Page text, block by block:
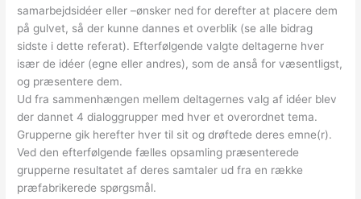
samarbejdsidéer eller –ønsker ned for derefter at placere dem
på gulvet, så der kunne dannes et overblik (se alle bidrag
sidste i dette referat). Efterfølgende valgte deltagerne hver
især de idéer (egne eller andres), som de anså for væsentligst,
og præsentere dem.
Ud fra sammenhængen mellem deltagernes valg af idéer blev
der dannet 4 dialoggrupper med hver et overordnet tema.
Grupperne gik herefter hver til sit og drøftede deres emne(r).
Ved den efterfølgende fælles opsamling præsenterede
grupperne resultatet af deres samtaler ud fra en række
præfabrikerede spørgsmål.